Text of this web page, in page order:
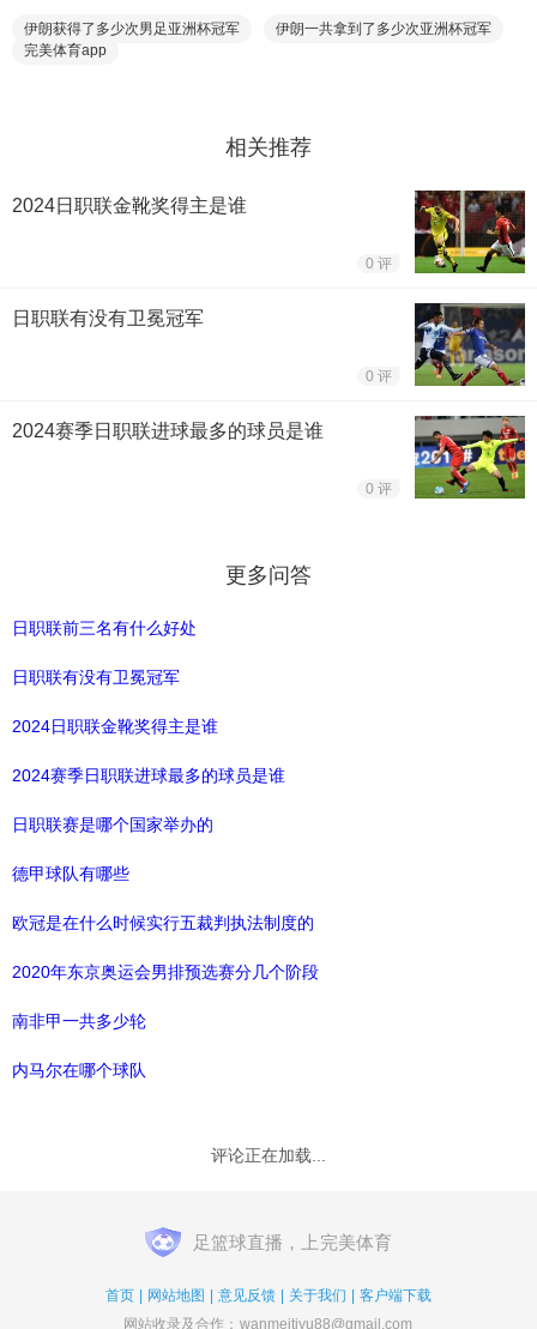
伊朗获得了多少次男足亚洲杯冠军
伊朗一共拿到了多少次亚洲杯冠军
完美体育app
相关推荐
2024日职联金靴奖得主是谁
0 评
日职联有没有卫冕冠军
0 评
2024赛季日职联进球最多的球员是谁
0 评
更多问答
日职联前三名有什么好处
日职联有没有卫冕冠军
2024日职联金靴奖得主是谁
2024赛季日职联进球最多的球员是谁
日职联赛是哪个国家举办的
德甲球队有哪些
欧冠是在什么时候实行五裁判执法制度的
2020年东京奥运会男排预选赛分几个阶段
南非甲一共多少轮
内马尔在哪个球队
评论正在加载...
足篮球直播，上 完美体育
首页 网站地图 意见反馈 关于我们
客户端下载
网站收录及合作： wanmeitiyu88@gmail.com